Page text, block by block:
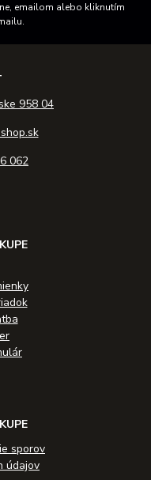
emailom alebo kliknutím
958 04
062
sporov
údajov